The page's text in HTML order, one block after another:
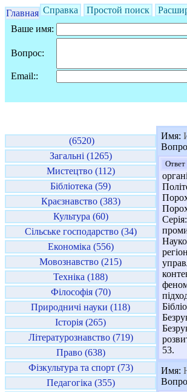
Главная Справка Простой поиск
Ваше имя:
Вопрос:
Email::
(6520)
Загальні (1265)
Мистецтво (112)
Бібліотека (59)
Краєзнавство (383)
Культура (60)
Сільське господарство (34)
Економіка (556)
Мовознавство (215)
Техніка (188)
Філософія (70)
Природничі науки (118)
Історія (265)
Літературознавство (719)
Право (638)
Фізкультура та спорт (73)
Педагогіка (355)
Имя:
Ответ
53.
Имя: